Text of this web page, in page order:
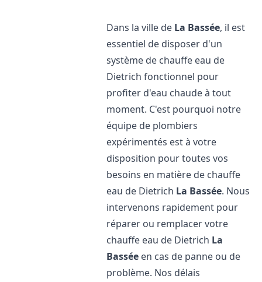
Dans la ville de La Bassée, il est
essentiel de disposer d'un
système de chauffe eau de
Dietrich fonctionnel pour
profiter d'eau chaude à tout
moment. C'est pourquoi notre
équipe de plombiers
expérimentés est à votre
disposition pour toutes vos
besoins en matière de chauffe
eau de Dietrich La Bassée. Nous
intervenons rapidement pour
réparer ou remplacer votre
chauffe eau de Dietrich La
Bassée en cas de panne ou de
problème. Nos délais